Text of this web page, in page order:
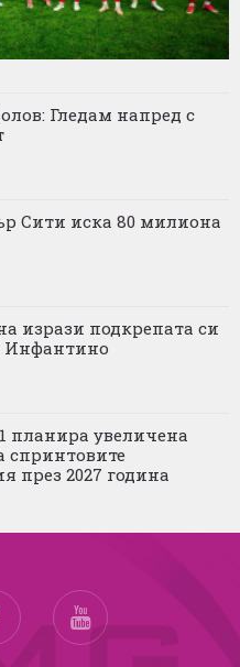
Гледам напред с
Сити иска 80 милиона
изрази подкрепата си
Инфантино
планира увеличена
спринтовите
през 2027 година